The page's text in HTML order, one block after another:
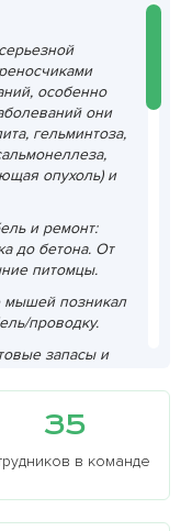
особенно
они
гельминтоза,
опухоль) и
и ремонт:
до бетона. От
питомцы.
мышей позникал
проводку.
запасы и
и детей.
35
в команде